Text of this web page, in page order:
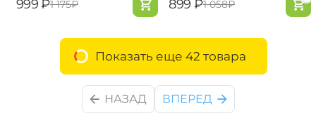
‍999‍ ₽‍1 175‍₽ ‍899‍ ₽‍1 058‍₽
Показать еще 42 товара
НАЗАД ВПЕРЕД